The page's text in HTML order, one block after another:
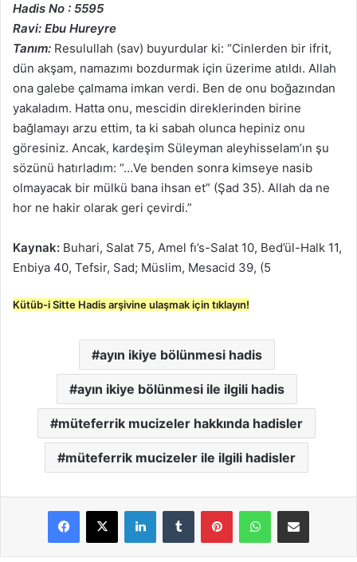
Hadis No : 5595
Ravi: Ebu Hureyre
Tanım: Resulullah (sav) buyurdular ki: “Cinlerden bir ifrit,
dün akşam, namazımı bozdurmak için üzerime atıldı. Allah
ona galebe çalmama imkan verdi. Ben de onu boğazından
yakaladım. Hatta onu, mescidin direklerinden birine
bağlamayı arzu ettim, ta ki sabah olunca hepiniz onu
göresiniz. Ancak, kardeşim Süleyman aleyhisselam’ın şu
sözünü hatırladım: “…Ve benden sonra kimseye nasib
olmayacak bir mülkü bana ihsan et” (Şad 35). Allah da ne
hor ne hakir olarak geri çevirdi.”
Kaynak: Buhari, Salat 75, Amel fı’s-Salat 10, Bed’ül-Halk 11,
Enbiya 40, Tefsir, Sad; Müslim, Mesacid 39, (5
Kütüb-i Sitte Hadis arşivine ulaşmak için tıklayın!
ayın ikiye bölünmesi hadis
ayın ikiye bölünmesi ile ilgili hadis
müteferrik mucizeler hakkında hadisler
müteferrik mucizeler ile ilgili hadisler